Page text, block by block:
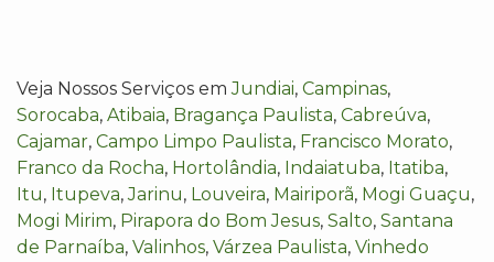
Veja Nossos Serviços emJundiai, Campinas,
Sorocaba, Atibaia, Bragança Paulista, Cabreúva,
Cajamar, Campo Limpo Paulista, Francisco Morato,
Franco da Rocha, Hortolândia, Indaiatuba, Itatiba,
Itu, Itupeva,Jarinu, Louveira, Mairiporã, Mogi Guaçu,
Mogi Mirim, Pirapora do Bom Jesus, Salto, Santana
de Parnaíba, Valinhos, Várzea Paulista, Vinhedo